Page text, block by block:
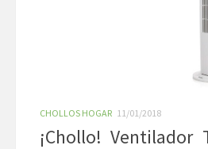
CHOLLOS HOGAR 11/01/2018
¡Chollo! Ventilador